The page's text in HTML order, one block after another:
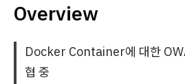
Overview
Docker Container에 대한
협 중